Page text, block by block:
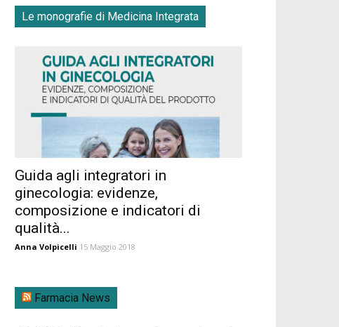
Le monografie di Medicina Integrata
Guida agli integratori in
ginecologia: evidenze,
composizione e indicatori di
qualità...
Anna Volpicelli 15 Maggio 2018
Farmacia News